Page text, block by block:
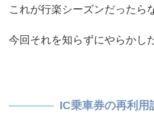
これが行楽シーズンだったら
今回それを知らずにやらかした
IC乗車券の再利用